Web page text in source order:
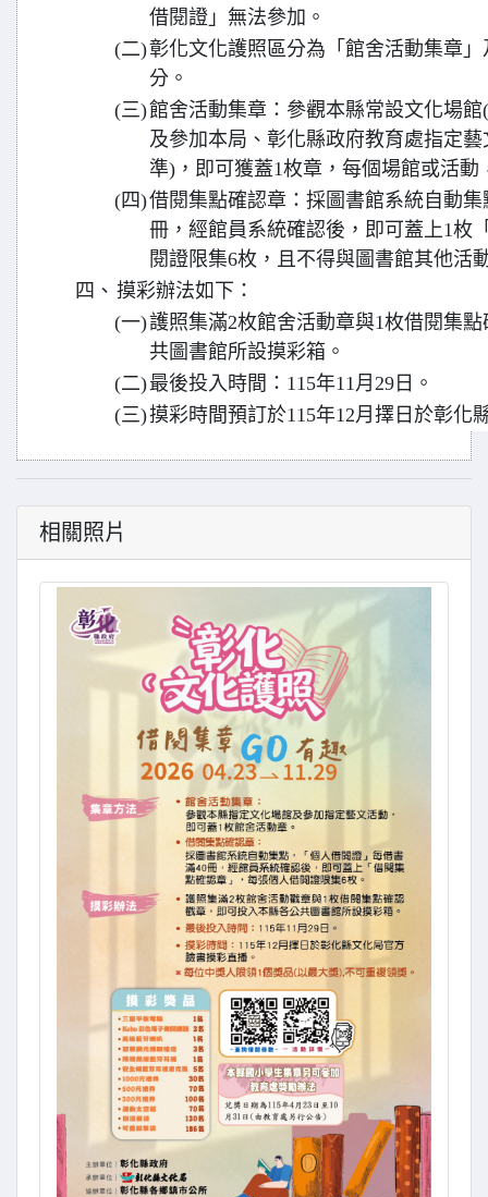
借閱證」無法參加。
(二)彰化文化護照區分為「館舍活動集章
分。
(三)館舍活動集章：參觀本縣常設文化場
及參加本局、彰化縣政府教育處指定
準)，即可獲蓋1枚章，每個場館或活動
(四)借閱集點確認章：採圖書館系統自動
冊，經館員系統確認後，即可蓋上1枚
閱證限集6枚，且不得與圖書館其他活
四、 摸彩辦法如下：
(一)護照集滿2枚館舍活動章與1枚借閱集
共圖書館所設摸彩箱。
(二)最後投入時間：115年11月29日。
(三)摸彩時間預訂於115年12月擇日於彰化
相關照片